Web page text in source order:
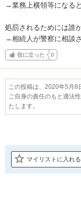
→業務上横領等になる
処罰されるためには誰
→相続人が警察に相談
役に立った 0
この投稿は、2020年5月8
ご自身の責任のもと適法
たします。
マイリストに入れる